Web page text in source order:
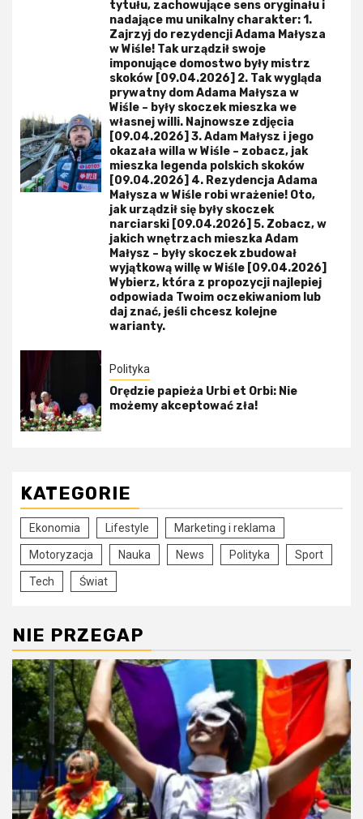
tytułu, zachowujące sens oryginału i
nadające mu unikalny charakter: 1.
Zajrzyj do rezydencji Adama Małysza
w Wiśle! Tak urządził swoje
imponujące domostwo były mistrz
skoków [09.04.2026] 2. Tak wygląda
prywatny dom Adama Małysza w
Wiśle – były skoczek mieszka we
własnej willi. Najnowsze zdjęcia
[09.04.2026] 3. Adam Małysz i jego
okazała willa w Wiśle – zobacz, jak
mieszka legenda polskich skoków
[09.04.2026] 4. Rezydencja Adama
Małysza w Wiśle robi wrażenie! Oto,
jak urządził się były skoczek
narciarski [09.04.2026] 5. Zobacz, w
jakich wnętrzach mieszka Adam
Małysz – były skoczek zbudował
wyjątkową willę w Wiśle [09.04.2026]
Wybierz, która z propozycji najlepiej
odpowiada Twoim oczekiwaniom lub
daj znać, jeśli chcesz kolejne
warianty.
Polityka
Orędzie papieża Urbi et Orbi: Nie
możemy akceptować zła!
KATEGORIE
Ekonomia Lifestyle Marketing i reklama
Motoryzacja Nauka News Polityka Sport
Tech Świat
NIE PRZEGAP